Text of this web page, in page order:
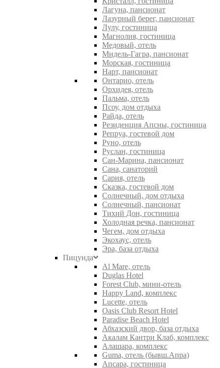
Лагуна, пансионат
Лазурный берег, пансионат
Лулу, гостиница
Магнолия, гостиница
Медовый, отель
Мидель-Гагра, пансионат
Морская, гостиница
Нарт, пансионат
Онтарио, отель
Орхидея, отель
Пальма, отель
Псоу, дом отдыха
Райда, отель
Резиденция Апсны, гостиница
Репруа, гостевой дом
Руно, отель
Руслан, гостиница
Сан-Марина, пансионат
Сана, санаторий
Сария, отель
Сказка, гостевой дом
Солнечный, дом отдыха
Солнечный, пансионат
Тихий Дон, гостиница
Холодная речка, пансионат
Чегем, дом отдыха
Экохаус, отель
Эра, база отдыха
Пицунда
Al Mare, отель
Duglas Hotel
Forest Club, мини-отель
Happy Land, комплекс
Lucette, отель
Oasis Club Resort Hotel
Paradise Beach Hotel
Абхазский двор, база отдыха
Акалам Кантри Клаб, комплекс
Алашара, комплекс
Guma, отель (бывш.Апра)
Апсара, гостиница